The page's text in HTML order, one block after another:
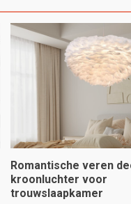
Romantische veren
kroonluchter voor
trouwslaapkamer